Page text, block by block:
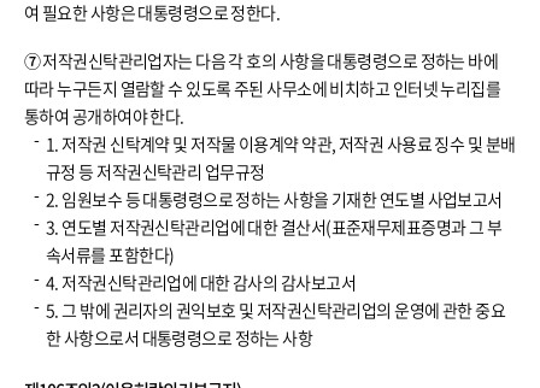
여 필요한 사항은 대통령령으로 정한다.
⑦저작권신탁관리업자는 다음 각 호의 사항을 대통령령으로 정하는 바에
따라 누구든지 열람할 수 있도록 주된 사무소에 비치하고 인터넷 누리집를
통하여 공개하여야 한다.
1. 저작권 신탁계약 및 저작물 이용계약 약관, 저작권 사용료 징수 및 분배
규정 등 저작권신탁관리 업무규정
2. 임원보수 등 대통령령으로 정하는 사항을 기재한 연도별 사업보고서
3. 연도별 저작권신탁관리업에 대한 결산서(표준재무제표증명과 그 부
속서류를 포함한다)
4. 저작권신탁관리업에 대한 감사의 감사보고서
5. 그 밖에 권리자의 권익보호 및 저작권신탁관리업의 운영에 관한 중요
한 사항으로서 대통령령으로 정하는 사항